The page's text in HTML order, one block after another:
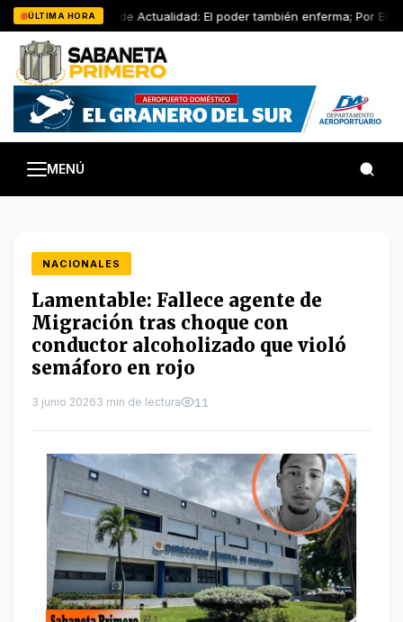
Saltar
al
contenido
ÚLTIMA HORAArtículo de Actualidad: El poder también enferma; Por
MENÚ
NACIONALES
Lamentable: Fallece agente de
Migración tras choque con
conductor alcoholizado que violó
semáforo en rojo
3 junio 20263 min de lectura 11